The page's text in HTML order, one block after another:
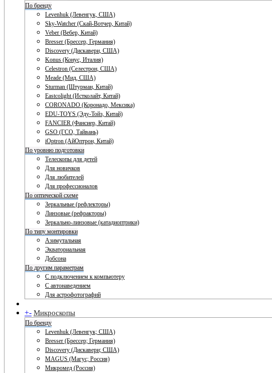
По бренду
Levenhuk (Левенгук, США)
Sky-Watcher (Скай-Вотчер, Китай)
Veber (Вебер, Китай)
Bresser (Брессер, Германия)
Discovery (Дискавери, США)
Konus (Конус, Италия)
Celestron (Селестрон, США)
Meade (Мид, США)
Sturman (Штурман, Китай)
Eastcolight (Истколайт, Китай)
CORONADO (Коронадо, Мексика)
EDU-TOYS (Эду-Тойз, Китай)
FANCIER (Фансиер, Китай)
GSO (ГСО, Тайвань)
iOptron (АйОптрон, Китай)
По уровню подготовки
Телескопы для детей
Для новичков
Для любителей
Для профессионалов
По оптической схеме
Зеркальные (рефлекторы)
Линзовые (рефракторы)
Зеркально-линзовые (катадиоптрики)
По типу монтировки
Азимутальная
Экваториальная
Добсона
По другим параметрам
С подключением к компьютеру
С автонаведением
Для астрофотографий
+- Микроскопы
По бренду
Levenhuk (Левенгук; США)
Bresser (Брессер; Германия)
Discovery (Дискавери; США)
MAGUS (Магус; Россия)
Микромед (Россия)